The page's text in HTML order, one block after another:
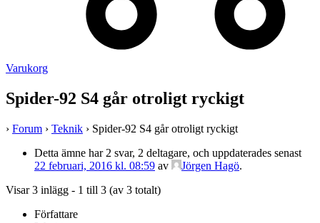
Varukorg
Spider-92 S4 går otroligt ryckigt
› Forum › Teknik › Spider-92 S4 går otroligt ryckigt
Detta ämne har 2 svar, 2 deltagare, och uppdaterades senast
22 februari, 2016 kl. 08:59 av Jörgen Hagö.
Visar 3 inlägg - 1 till 3 (av 3 totalt)
Författare